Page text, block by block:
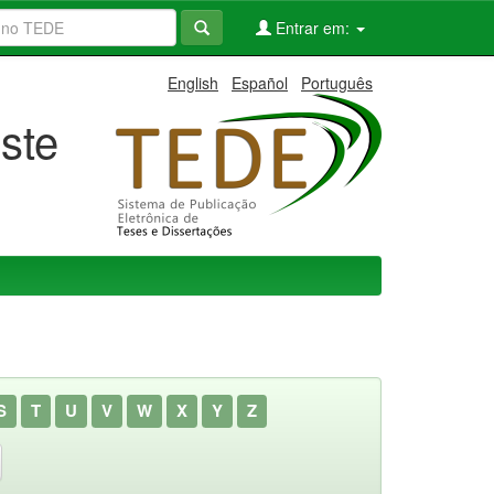
Entrar em:
English Español Português
T U V W X Y Z